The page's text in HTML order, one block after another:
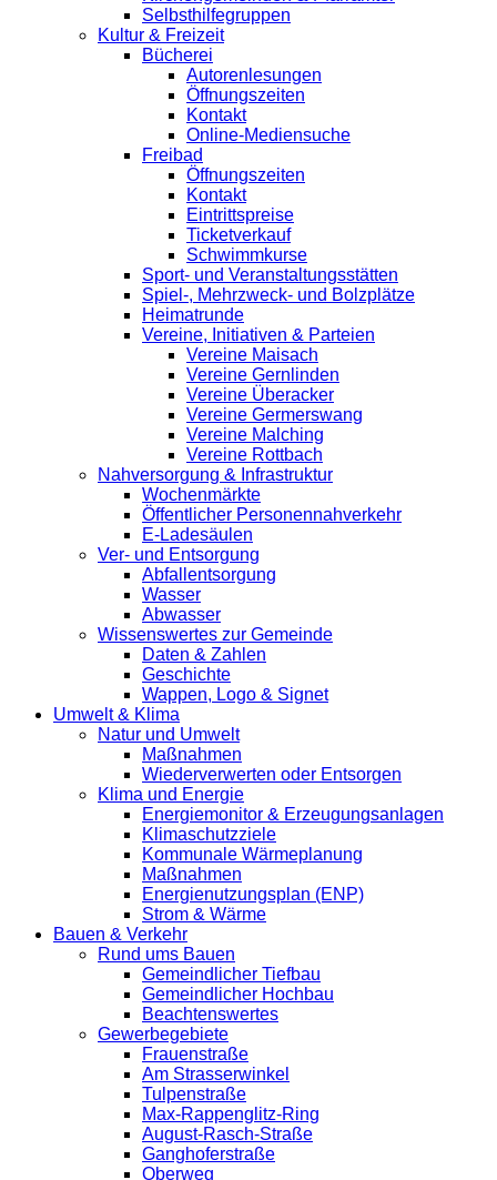
Selbsthilfegruppen
Kultur & Freizeit
Bücherei
Autorenlesungen
Öffnungszeiten
Kontakt
Online-Mediensuche
Freibad
Öffnungszeiten
Kontakt
Eintrittspreise
Ticketverkauf
Schwimmkurse
Sport- und Veranstaltungsstätten
Spiel-, Mehrzweck- und Bolzplätze
Heimatrunde
Vereine, Initiativen & Parteien
Vereine Maisach
Vereine Gernlinden
Vereine Überacker
Vereine Germerswang
Vereine Malching
Vereine Rottbach
Nahversorgung & Infrastruktur
Wochenmärkte
Öffentlicher Personennahverkehr
E-Ladesäulen
Ver- und Entsorgung
Abfallentsorgung
Wasser
Abwasser
Wissenswertes zur Gemeinde
Daten & Zahlen
Geschichte
Wappen, Logo & Signet
Umwelt & Klima
Natur und Umwelt
Maßnahmen
Wiederverwerten oder Entsorgen
Klima und Energie
Energiemonitor & Erzeugungsanlagen
Klimaschutzziele
Kommunale Wärmeplanung
Maßnahmen
Energienutzungsplan (ENP)
Strom & Wärme
Bauen & Verkehr
Rund ums Bauen
Gemeindlicher Tiefbau
Gemeindlicher Hochbau
Beachtenswertes
Gewerbegebiete
Frauenstraße
Am Strasserwinkel
Tulpenstraße
Max-Rappenglitz-Ring
August-Rasch-Straße
Ganghoferstraße
Oberweg